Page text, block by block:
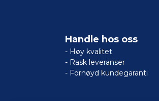
Handle hos oss
- Høy kvalitet
- Rask leveranser
- Fornøyd kundegaranti